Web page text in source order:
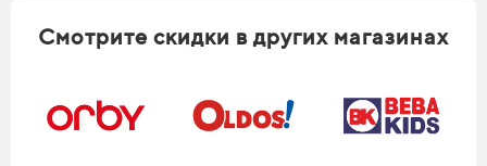
Смотрите скидки в других магазинах